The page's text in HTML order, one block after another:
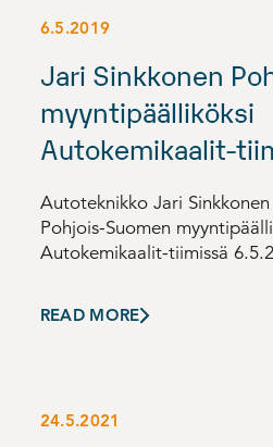
6.5.2019
Jari Sinkkonen
myyntipäälliköksi
Autokemikaalit-
Autoteknikko Jari
Pohjois-Suomen
Autokemikaalit-tiimissä
READ MORE
24.5.2021